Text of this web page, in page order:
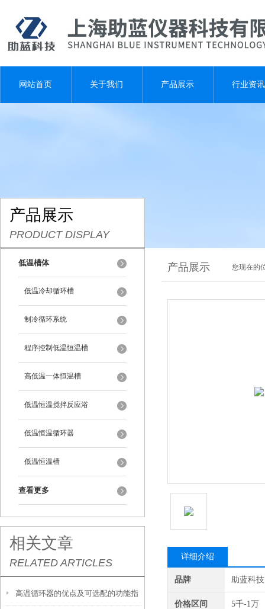
网站首页 关于我们 产品展示 行业资讯
产品展示
PRODUCT DISPLAY
低温槽体
低温冷却循环槽
制冷循环系统
程序控制低温恒温槽
高低温一体恒温槽
低温恒温搅拌反应浴
低温恒温循环器
低温恒温槽
查看更多
相关文章
RELATED ARTICLES
高温循环器的优点及可选配的功能指
产品展示 您现在的
详细介绍
品牌 助蓝科技
价格区间 5千-1万